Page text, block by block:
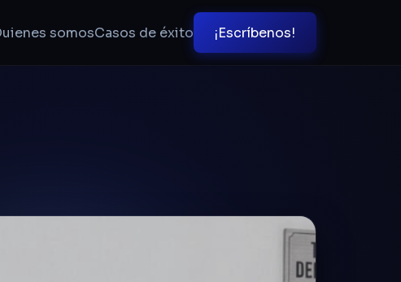
somosCasos de éxito ¡Escríbenos!